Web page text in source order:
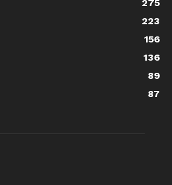
275
223
156
136
89
87